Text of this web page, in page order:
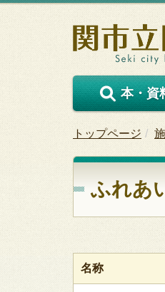
本・資
トップページ
ふれあ
名称